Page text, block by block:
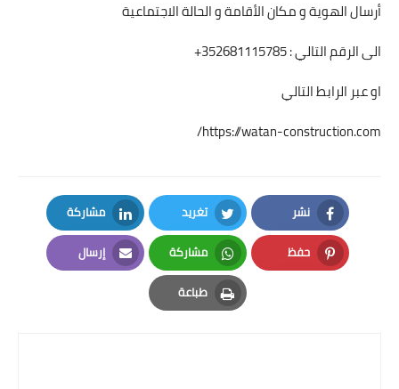
أرسال الهوية و مكان الأقامة و الحالة الاجتماعية
الى الرقم التالي : 352681115785+
او عبر الرابط التالي
https://watan-construction.com/
نشر
Facebook
تغريد
Twitter
مشاركة
LinkedIn
حفظ
Pinterest
مشاركة
Whatsapp
إرسال
Email
طباعة
Print